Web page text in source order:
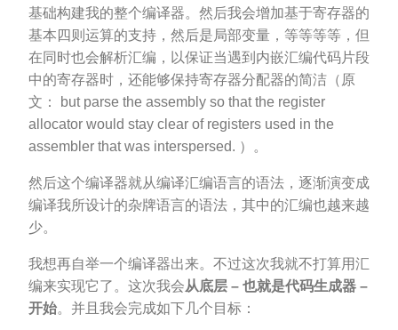
基础构建我的整个编译器。然后我会增加基于寄存器的
基本四则运算的支持，然后是局部变量，等等等等，但
在同时也会解析汇编，以保证当遇到内嵌汇编代码片段
中的寄存器时，还能够保持寄存器分配器的简洁（原
文： but parse the assembly so that the register
allocator would stay clear of registers used in the
assembler that was interspersed. ）。
然后这个编译器就从编译汇编语言的语法，逐渐演变成
编译我所设计的杂牌语言的语法，其中的汇编也越来越
少。
我想再自举一个编译器出来。不过这次我就不打算用汇
编来实现它了。这次我会从底层 – 也就是代码生成器 –
开始。并且我会完成如下几个目标：